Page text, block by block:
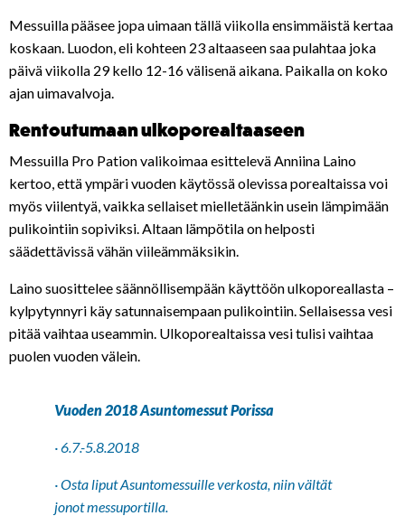
Messuilla pääsee jopa uimaan tällä viikolla ensimmäistä kertaa
koskaan. Luodon, eli kohteen 23 altaaseen saa pulahtaa joka
päivä viikolla 29 kello 12-16 välisenä aikana. Paikalla on koko
ajan uimavalvoja.
Rentoutumaan ulkoporealtaaseen
Messuilla Pro Pation valikoimaa esittelevä Anniina Laino
kertoo, että ympäri vuoden käytössä olevissa porealtaissa voi
myös viilentyä, vaikka sellaiset mielletäänkin usein lämpimään
pulikointiin sopiviksi. Altaan lämpötila on helposti
säädettävissä vähän viileämmäksikin.
Laino suosittelee säännöllisempään käyttöön ulkoporeallasta –
kylpytynnyri käy satunnaisempaan pulikointiin. Sellaisessa vesi
pitää vaihtaa useammin. Ulkoporealtaissa vesi tulisi vaihtaa
puolen vuoden välein.
Vuoden 2018 Asuntomessut Porissa
· 6.7.-5.8.2018
· Osta liput Asuntomessuille verkosta, niin vältät
jonot messuportilla.